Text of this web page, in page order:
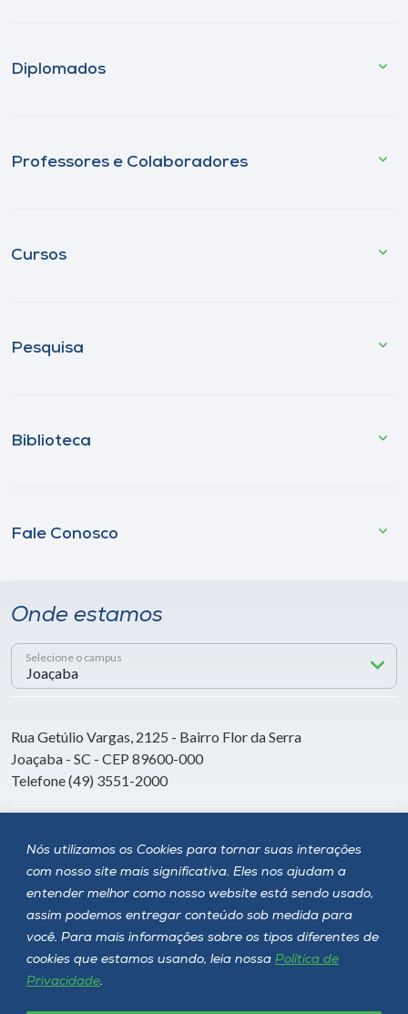
Nós utilizamos os Cookies para tornar suas interações
com nosso site mais significativa. Eles nos ajudam a
entender melhor como nosso website está sendo usado,
assim podemos entregar conteúdo sob medida para
você. Para mais informações sobre os tipos diferentes de
cookies que estamos usando, leia nossa Política de
Privacidade.
Diplomados
Professores e Colaboradores
Cursos
Pesquisa
Biblioteca
Fale Conosco
Onde estamos
Selecione o campus
Rua Getúlio Vargas, 2125 - Bairro Flor da Serra
Joaçaba - SC - CEP 89600-000
Telefone (49) 3551-2000
Siga a Unoesc